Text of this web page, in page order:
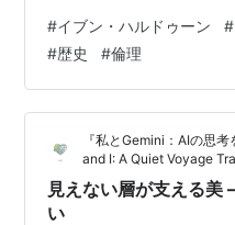
ど興味がありませんでし
は、「なぜ国は生まれ、
という、歴史の裏側に隠
た。 世界で初めて「歴史
ラマチックな生涯と、現
の核を、サクッと紐解い
#イブン・ハルドゥーン #
#歴史 #倫理
『私とGemini：AIの思
and I: A Quiet Voyage
見えない層が支える
い